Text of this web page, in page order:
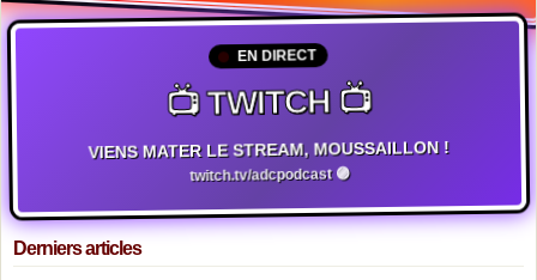
EN DIRECT
📺 TWITCH 📺
VIENS MATER LE STREAM, MOUSSAILLON !
twitch.tv/adcpodcast 🟣
Derniers articles